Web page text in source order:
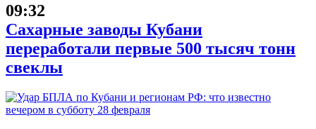
09:32
Сахарные заводы Кубани
переработали первые 500 тысяч тонн
свеклы